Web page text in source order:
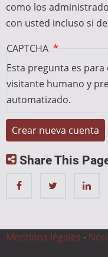
como los
con usted incluso si
CAPTCHA
Esta pregunta es
visitante humano y
automatizado.
Share This
Mentions légales -